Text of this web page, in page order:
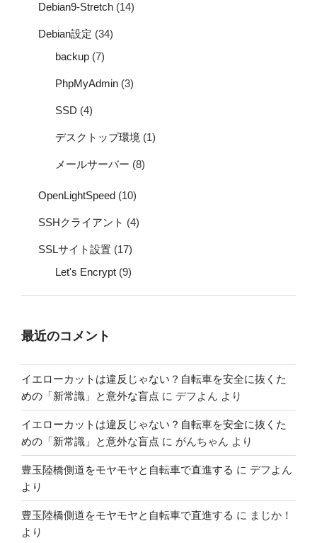
Debian9-Stretch (14)
Debian設定 (34)
backup (7)
PhpMyAdmin (3)
SSD (4)
デスクトップ環境 (1)
メールサーバー (8)
OpenLightSpeed (10)
SSHクライアント (4)
SSLサイト設置 (17)
Let's Encrypt (9)
最近のコメント
イエローカットは違反じゃない？自転車を安全に抜くた
めの「新常識」と意外な盲点 に デフよん より
イエローカットは違反じゃない？自転車を安全に抜くた
めの「新常識」と意外な盲点 に がんちゃん より
豊玉陸橋側道をモヤモヤと自転車で直進する に デフよん
より
豊玉陸橋側道をモヤモヤと自転車で直進する に まじか！
より